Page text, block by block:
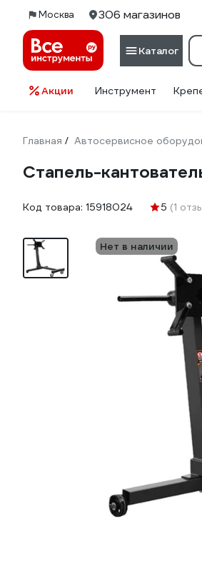
Москва 306 магазинов
Каталог
Акции Инструмент
Главная / Автосервисное
Стапель-
Код товара: 15918024 5 (1
Нет в наличии